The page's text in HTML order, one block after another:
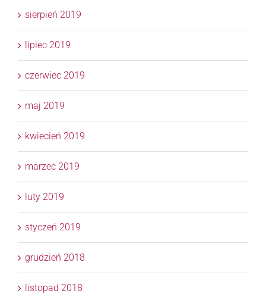
sierpień 2019
lipiec 2019
czerwiec 2019
maj 2019
kwiecień 2019
marzec 2019
luty 2019
styczeń 2019
grudzień 2018
listopad 2018